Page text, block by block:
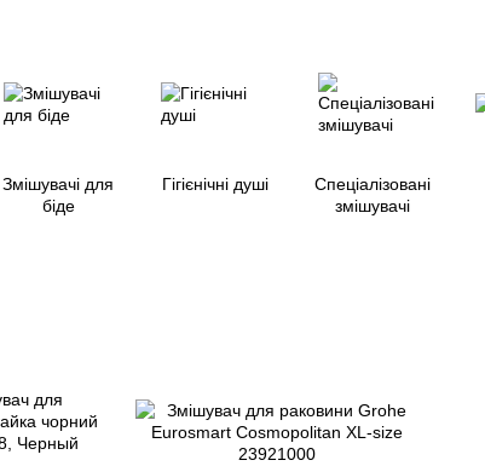
Змішувачі для
біде
Гігієнічні душі
Спеціалізовані
змішувачі